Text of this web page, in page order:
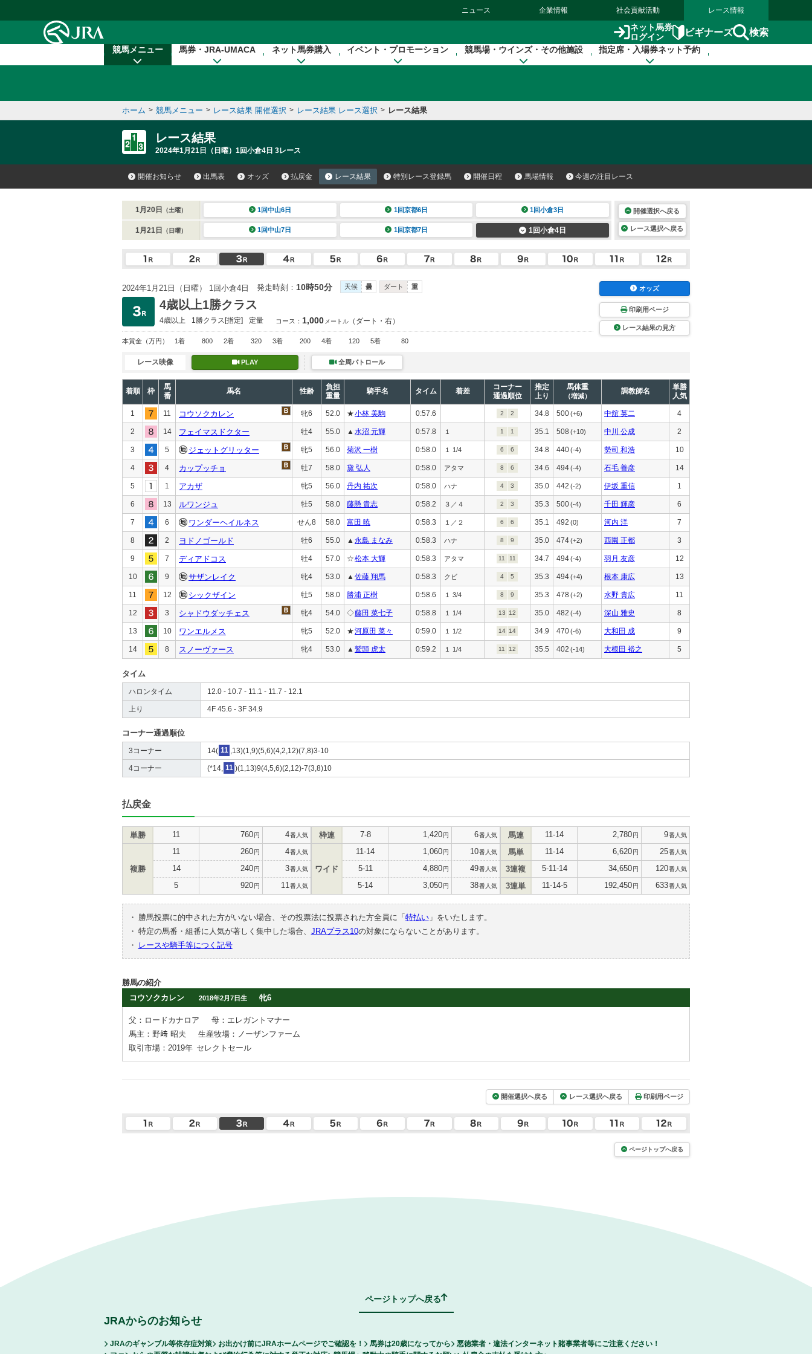
ニュース 企業情報 社会貢献活動 レース情報
ネット馬券
ログイン
ビギナーズ 検索
競馬メニュー 馬券・JRA-UMACA ネット馬券購入 イベント・プロモーション 競馬場・ウインズ・その他施設 指定席・入場券ネット予約
ホーム > 競馬メニュー > レース結果 開催選択 > レース結果 レース選択 > レース結果
レース結果
2024年1月21日（日曜）1回小倉4日 3レース
開催お知らせ 出馬表 オッズ 払戻金 レース結果 特別レース登録馬 開催日程 馬場情報 今週の注目レース
1月20日 （土曜） 1回中山6日 1回京都6日 1回小倉3日
1月21日 （日曜） 1回中山7日 1回京都7日 1回小倉4日
開催選択へ戻る
レース選択へ戻る
2024年1月21日（日曜） 1回小倉4日 発走時刻： 10時50分 天候 曇 ダート 重
4歳以上1勝クラス
4歳以上 1勝クラス[指定] 定量 コース： 1,000 メートル （ダート・右）
本賞金 （万円） 1着 800 2着 320 3着 200 4着 120 5着 80
オッズ
印刷用ページ
レース結果の見方
レース映像 PLAY 全周パトロール
着順 枠
馬
番
馬名 性齢
負担
重量
騎手名 タイム 着差
コーナー
通過順位
推定
上り
馬体重
（増減）
調教師名
単勝
人気
1 11 コウソクカレン 牝6 52.0 ★小林 美駒 0:57.6 2 2 34.8 500(+6) 中舘 英二 4
2 14 フェイマスドクター 牡4 55.0 ▲ 水沼 元輝 0:57.8 １ 1 1 35.1 508 (+10) 中川 公成 2
3 5 ジェットグリッター 牝5 56.0 菊沢 一樹 0:58.0 １ 1/4 6 6 34.8 440(-4) 勢司 和浩 10
4 4 カップッチョ 牡7 58.0 黛 弘人 0:58.0 アタマ 8 6 34.6 494(-4) 石毛 善彦 14
5 1 アカザ 牝5 56.0 丹内 祐次 0:58.0 ハナ 4 3 35.0 442 (-2) 伊坂 重信 1
6 13 ルワンジュ 牡5 58.0 藤懸 貴志 0:58.2 ３／４ 2 3 35.3 500(-4) 千田 輝彦 6
7 6 ワンダーヘイルネス せん8 58.0 富田 暁 0:58.3 １／２ 6 6 35.1 492 (0) 河内 洋 7
8 2 ヨドノゴールド 牡6 55.0 ▲ 永島 まなみ 0:58.3 ハナ 8 9 35.0 474(+2) 西園 正都 3
9 7 ディアドコス 牡4 57.0 ☆松本 大輝 0:58.3 アタマ 11 11 34.7 494(-4) 羽月 友彦 12
10 9 サザンレイク 牝4 53.0 ▲ 佐藤 翔馬 0:58.3 クビ 4 5 35.3 494(+4) 根本 康広 13
11 12 シックザイン 牡5 58.0 勝浦 正樹 0:58.6 １ 3/4 8 9 35.3 478(+2) 水野 貴広 11
12 3 シャドウダッチェス 牝4 54.0 ◇藤田 菜七子 0:58.8 １ 1/4 13 12 35.0 482 (-4) 深山 雅史 8
13 10 ワンエルメス 牝5 52.0 ★河原田 菜々 0:59.0 １ 1/2 14 14 34.9 470(-6) 大和田 成 9
14 8 スノーヴァース 牝4 53.0 ▲ 鷲頭 虎太 0:59.2 １ 1/4 11 12 35.5 402 (-14) 大根田 裕之 5
タイム
ハロンタイム 12.0 - 10.7 - 11.1 - 11.7 - 12.1
上り 4F 45.6 - 3F 34.9
コーナー通過順位
3コーナー 14( 11 ,13)(1,9)(5,6)(4,2,12)(7,8)3-10
4コーナー (*14, 11 )(1,13)9(4,5,6)(2,12)-7(3,8)10
払戻金
単勝 11 760円 4番人気
複勝
11 260円 4番人気
14 240円 3番人気
5 920円 11 番人気
枠連 7-8 1,420円 6番人気
ワイド
11-14 1,060円 10番人気
5-11 4,880円 49番人気
5-14 3,050円 38番人気
馬連 11-14 2,780円 9番人気
馬単 11-14 6,620円 25番人気
3連複 5-11-14 34,650円 120番人気
3連単 11-14-5 192,450円 633番人気
・ 勝馬投票に的中された方がいない場合、その投票法に投票された方全員に「 特払い」をいたします。
・ 特定の馬番・組番に人気が著しく集中した場合、 JRAプラス10の対象にならないことがあります。
・
レースや騎手等につく記号
勝馬の紹介
コウソクカレン
2018年2月7日生 牝6
父：ロードカナロア
母：エレガントマナー
馬主：野﨑 昭夫
生産牧場：ノーザンファーム
取引市場：2019年 セレクトセール
開催選択へ戻る レース選択へ戻る 印刷用ページ
ページトップへ戻る
ページトップへ戻る
JRAからのお知らせ
JRAのギャンブル等依存症対策 お出かけ前にJRAホームページでご確認を！ 馬券は20歳になってから
悪徳業者・違法インターネット賭事業者等にご注意ください！